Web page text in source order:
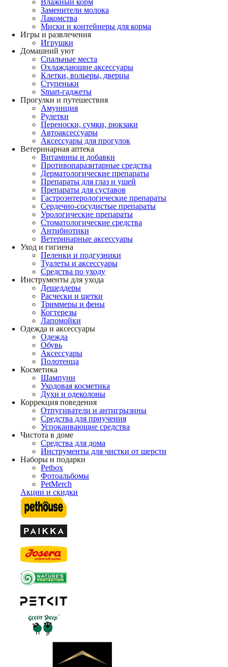
Влажный корм
Заменители молока
Лакомства
Миски и контейнеры для корма
Игры и развлечения
Игрушки
Домашний уют
Спальные места
Охлаждающие аксессуары
Клетки, вольеры, дверцы
Ступеньки
Smart-гаджеты
Прогулки и путешествия
Амуниция
Рулетки
Переноски, сумки, рюкзаки
Автоаксессуары
Аксессуары для прогулок
Ветеринарная аптека
Витамины и добавки
Противопаразитарные средства
Дерматологические препараты
Препараты для глаз и ушей
Препараты для суставов
Гастроэнтерологические препараты
Сердечно-сосудистые препараты
Урологические препараты
Стоматологические средства
Антибиотики
Ветеринарные аксессуары
Уход и гигиена
Пеленки и подгузники
Туалеты и аксессуары
Средства по уходу
Инструменты для ухода
Дешеддеры
Расчески и щетки
Триммеры и фены
Когтерезы
Лапомойки
Одежда и аксессуары
Одежда
Обувь
Аксессуары
Полотенца
Косметика
Шампуни
Уходовая косметика
Духи и одеколоны
Коррекция поведения
Отпугиватели и антигрызины
Средства для приучения
Успокаивающие средства
Чистота в доме
Средства для дома
Инструменты для чистки от шерсти
Наборы и подарки
Petbox
Фотоальбомы
PetMerch
Акции и скидки